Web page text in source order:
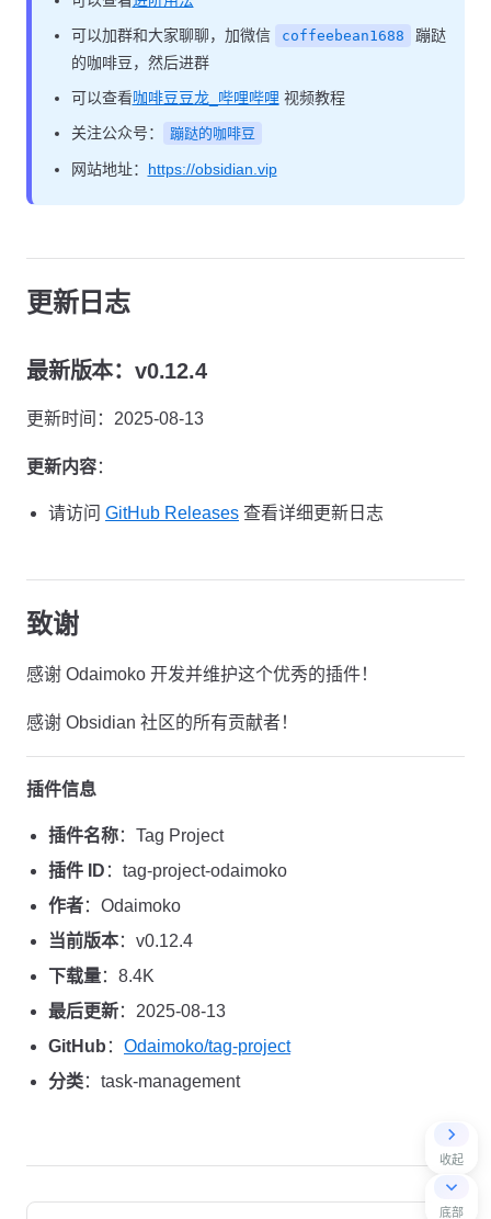
收起
底部
可以加群和大家聊聊，加微信
coffeebean1688
蹦跶
的咖啡豆，然后进群
可以查看咖啡豆豆龙_哔哩哔哩 视频教程
关注公众号：
蹦跶的咖啡豆
网站地址： https://obsidian.vip
更新日志
最新版本：v0.12.4
更新时间：2025-08-13
更新内容：
请访问 GitHub Releases 查看详细更新日志
致谢
感谢 Odaimoko 开发并维护这个优秀的插件！
感谢 Obsidian 社区的所有贡献者！
插件信息
插件名称：Tag Project
插件 ID ：tag-project-odaimoko
作者：Odaimoko
当前版本：v0.12.4
下载量：8.4K
最后更新：2025-08-13
GitHub ： Odaimoko/tag-project
分类：task-management
Pager